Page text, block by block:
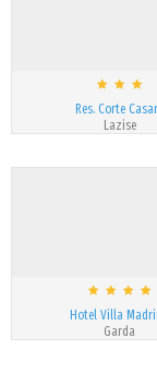
Res. Corte
Lazise
Hotel Villa
Garda